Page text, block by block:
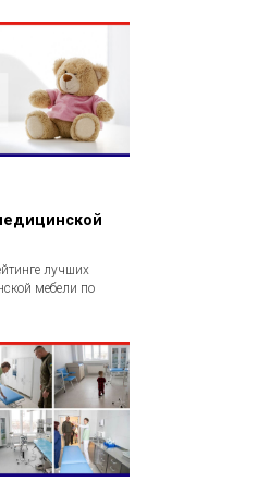
лучших
мебели по